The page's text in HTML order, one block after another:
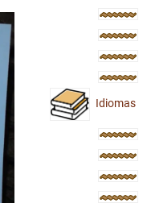
Idiomas